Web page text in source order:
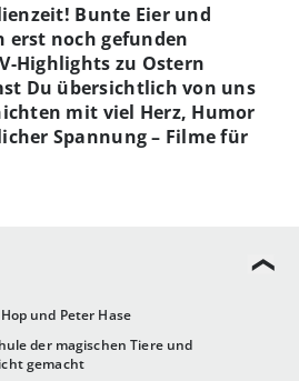
und Peter Hase
der magischen Tiere und
gemacht
Bunte Eier und
erst noch gefunden
Highlights zu Ostern
Du übersichtlich von uns
mit viel Herz, Humor
Spannung – Filme für